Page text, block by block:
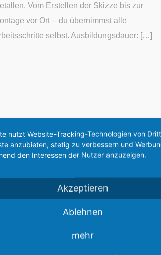
Vom Erstellen der Skizze bis zur
vor Ort – du übernimmst alle
selbst. Ausbildungsdauer: […]
nutzt Website-Tracking-Technologien von
anzubieten, stetig zu verbessern und
den Interessen der Nutzer anzuzeigen.
Akzeptieren
Ablehnen
mehr